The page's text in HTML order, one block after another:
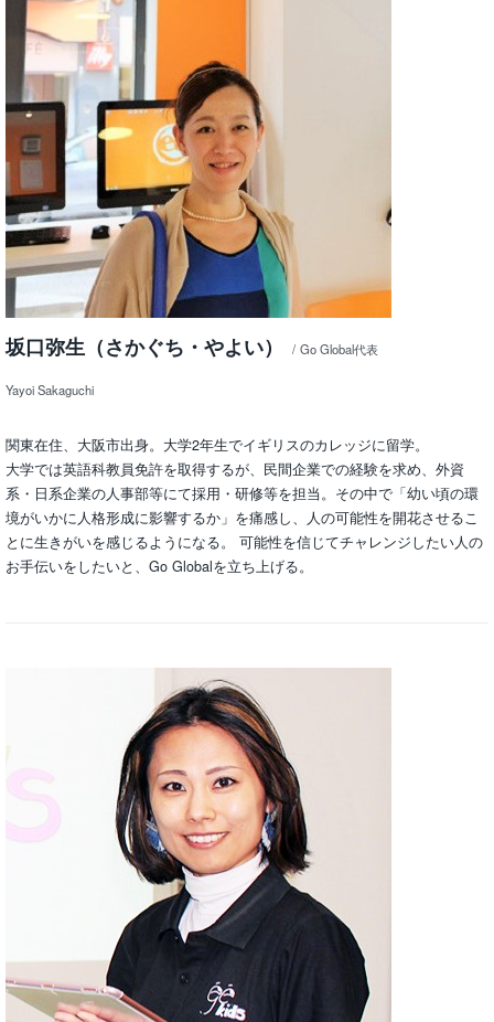
坂口弥生（さかぐち・やよい） Go Global代表
Yayoi Sakaguchi
関東在住、大阪市出身。大学2年生でイギリスのカレッジに留学。
大学では英語科教員免許を取得するが、民間企業での経験を求め、外資
系・日系企業の人事部等にて採用・研修等を担当。その中で「幼い頃の環
境がいかに人格形成に影響するか」を痛感し、人の可能性を開花させるこ
とに生きがいを感じるようになる。 可能性を信じてチャレンジしたい人の
お手伝いをしたいと、Go Globalを立ち上げる。